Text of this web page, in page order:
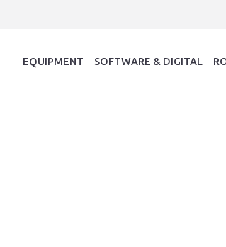
EQUIPMENT SOFTWARE & DIGITAL